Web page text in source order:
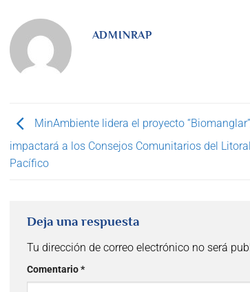
ADMINRAP
MinAmbiente lidera el proyecto
impactará a los Consejos Comunitarios del Litoral
Pacífico
Deja una respuesta
Tu dirección de correo electrónico no será
Comentario*